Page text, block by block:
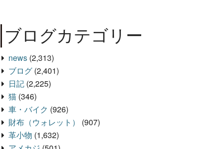
ブログカテゴリー
news (2,313)
ブログ (2,401)
日記 (2,225)
猫 (346)
車・バイク (926)
財布（ウォレット）
(907)
革小物 (1,632)